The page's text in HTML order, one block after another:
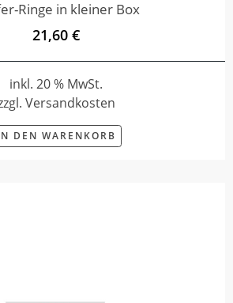
Ringe in kleiner Box
21,60 €
inkl. 20 % MwSt.
Versandkosten
DEN WARENKORB